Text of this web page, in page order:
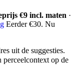
€9 incl. maten ·
Eerder €30. Nu
uit de suggesties.
op de